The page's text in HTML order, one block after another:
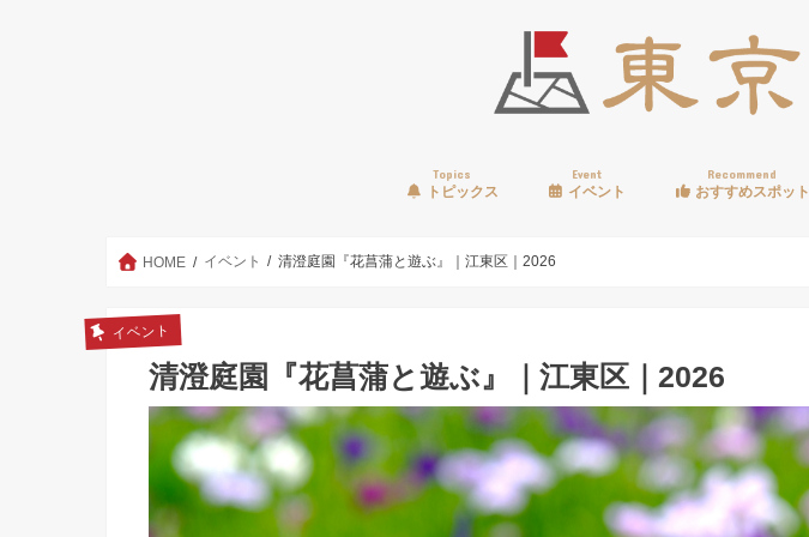
Topics
トピックス
Event
イベント
Recommend
おすすめスポット
HOME イベント 清澄庭園『花菖蒲と遊ぶ』｜江東区｜2026
イベント
清澄庭園『花菖蒲と遊ぶ』｜江東区｜2026